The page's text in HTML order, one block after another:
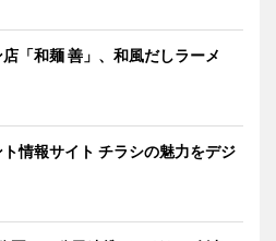
「和麺 善」、和風だしラーメ
情報サイト チラシの魅力をデジ